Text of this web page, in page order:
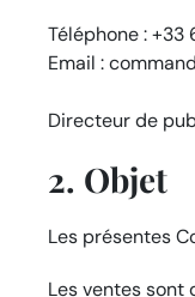
Téléphone : +33
Email :
Directeur de
2. Objet
Les présentes
Les ventes